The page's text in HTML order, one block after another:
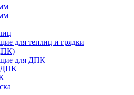
для теплиц и грядки
для ДПК
ДПК